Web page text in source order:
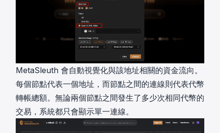
MetaSleuth 會自動視覺化與該地址相關的資金流向。
每個節點代表一個地址，而節點之間的連線則代表代幣
轉帳總額。無論兩個節點之間發生了多少次相同代幣的
交易，系統都只會顯示單一連線。